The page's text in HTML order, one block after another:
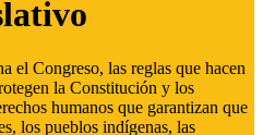
el Congreso, las reglas que hacen
la Constitución y los
humanos que garantizan que
los pueblos indígenas, las